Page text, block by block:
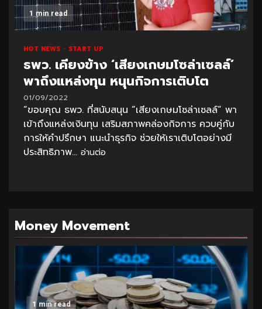
1 min read
HOT NEWS START UP
ธพว. เคียงข้าง ‘เสียงเกษมโซล่าเซลล์’
พาถึงแหล่งทุน หนุนกิจการเติบโต
01/09/2022
“ขอบคุณ ธพว. ที่สนับสนุน “เสียงเกษมโซล่าเซลล์” พา
เข้าถึงแหล่งเงินทุน เสริมสภาพคล่องกิจการ ควบคู่กับ
การให้คำปรึกษา แนะนำธุรกิจ ช่วยให้เราเติบโตอย่างมี
ประสิทธิภาพ... อ่านต่อ
Money Movement
1 min read